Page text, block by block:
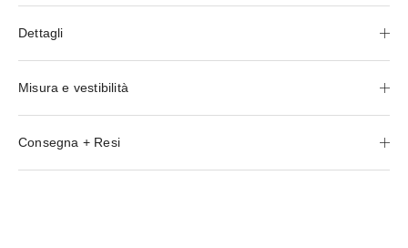
Dettagli
Misura e vestibilità
Consegna + Resi